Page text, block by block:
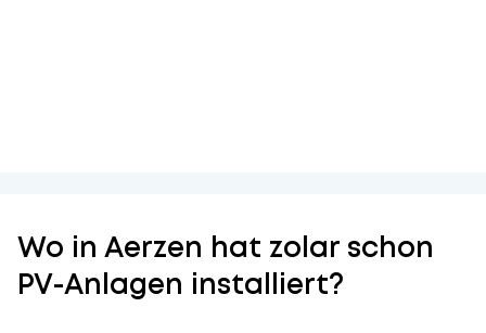
Wo in Aerzen hat zolar schon
PV-Anlagen installiert?